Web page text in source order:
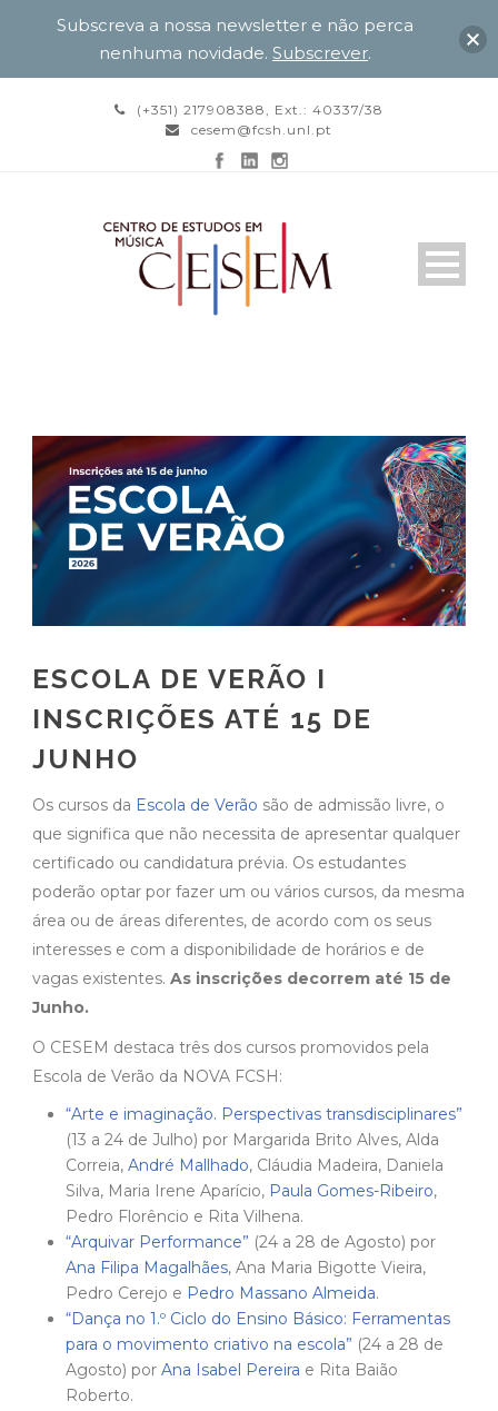
(+351) 217908388, Ext.: 40337/38
cesem@fcsh.unl.pt
ESCOLA DE VERÃO I
INSCRIÇÕES ATÉ 15 DE
JUNHO
Os cursos da Escola de Verão são de admissão livre, o
que significa que não necessita de apresentar qualquer
certificado ou candidatura prévia. Os estudantes
poderão optar por fazer um ou vários cursos, da mesma
área ou de áreas diferentes, de acordo com os seus
interesses e com a disponibilidade de horários e de
vagas existentes. As inscrições decorrem até 15 de
Junho.
O CESEM destaca três dos cursos promovidos pela
Escola de Verão da NOVA FCSH:
“Arte e imaginação. Perspectivas transdisciplinares”
(13 a 24 de Julho) por Margarida Brito Alves, Alda
Correia, André Mallhado, Cláudia Madeira, Daniela
Silva, Maria Irene Aparício, Paula Gomes-Ribeiro,
Pedro Florêncio e Rita Vilhena.
“Arquivar Performance” (24 a 28 de Agosto) por
Ana Filipa Magalhães, Ana Maria Bigotte Vieira,
Pedro Cerejo e Pedro Massano Almeida.
“Dança no 1.º Ciclo do Ensino Básico: Ferramentas
para o movimento criativo na escola” (24 a 28 de
Agosto) por Ana Isabel Pereira e Rita Baião
Roberto.
Subscreva a nossa newsletter e não perca
nenhuma novidade. Subscrever.